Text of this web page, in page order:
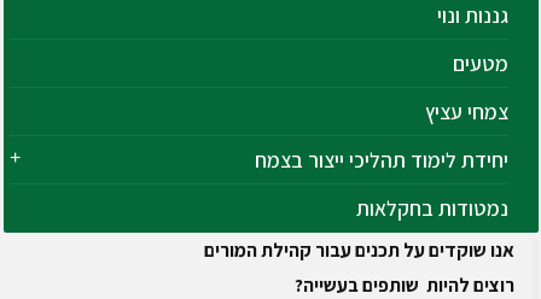
גננות ונוי
מטעים
צמחי עציץ
יחידת לימוד תהליכי ייצור בצמח
נמטודות בחקלאות
אנו שוקדים על תכנים עבור קהילת המורים
רוצים להיות שותפים בעשייה?